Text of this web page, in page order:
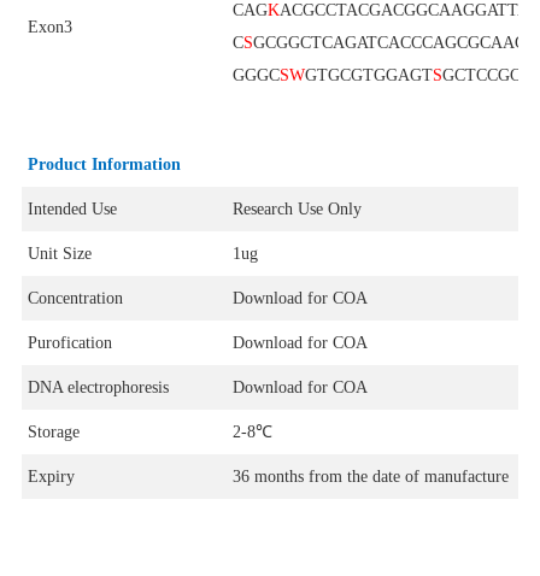
Exon3
CAGK
CS
GGGCSWGTGCGTGGAGTS
Product Information
Intended Use Research Use Only
Unit Size 1ug
Concentration Download for COA
Purofication Download for COA
DNA electrophoresis Download for COA
Storage 2-8℃
Expiry 36 months from the date of manufacture